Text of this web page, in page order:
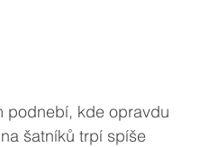
podnebí, kde opravdu
šatníků trpí spíše